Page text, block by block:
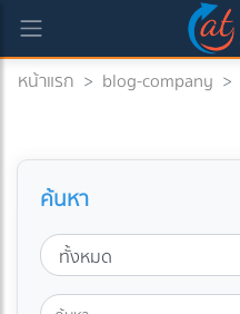
หน้าแรก > blog-company >
ค้นหา